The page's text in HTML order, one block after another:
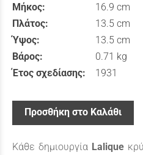
Μήκος:
16.9 cm
Πλάτος:
13.5 cm
Ύψος:
13.5 cm
Βάρος:
0.71 kg
Έτος σχεδίασης:
1931
Προσθήκη στο Καλάθι
Κάθε δημιουργία Lalique